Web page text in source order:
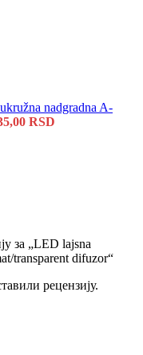
nadgradna A-
RSD
за „LED lajsna
transparent difuzor“
рецензију.